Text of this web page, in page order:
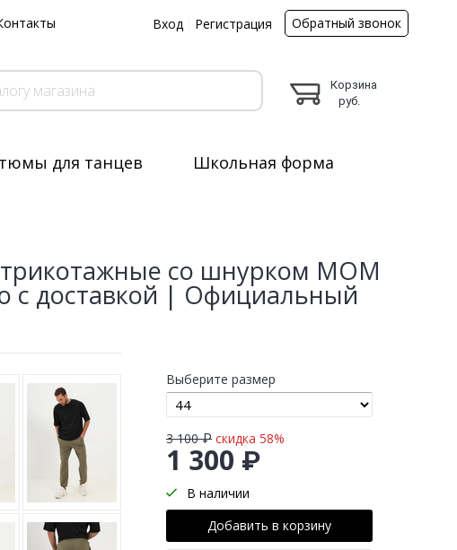
Вход Регистрация Обратный звонок
Корзина
руб.
для танцев Школьная форма
со шнурком MOM
с доставкой | Официальный
Выберите размер
1 300 ₽
3 100 ₽ скидка 58%
В наличии